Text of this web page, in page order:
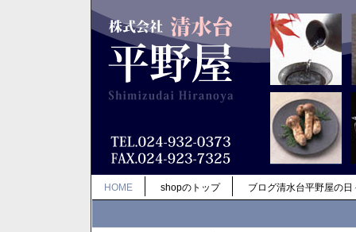
HOME shopのトップ ブログ清水台平野屋の日